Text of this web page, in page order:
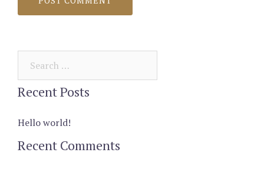
Recent Posts
Hello world!
Recent Comments